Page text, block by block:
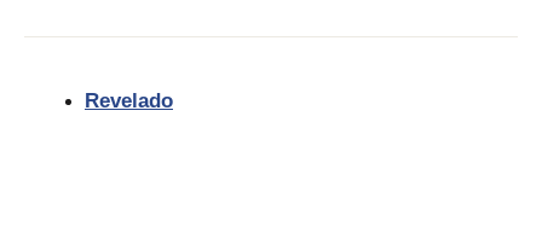
Revelado